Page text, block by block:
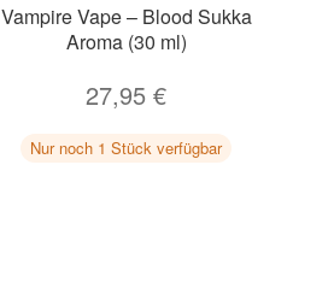
Vampire Vape – Blood Sukka
Aroma (30 ml)
27,95€
Nur noch 1 Stück verfügbar